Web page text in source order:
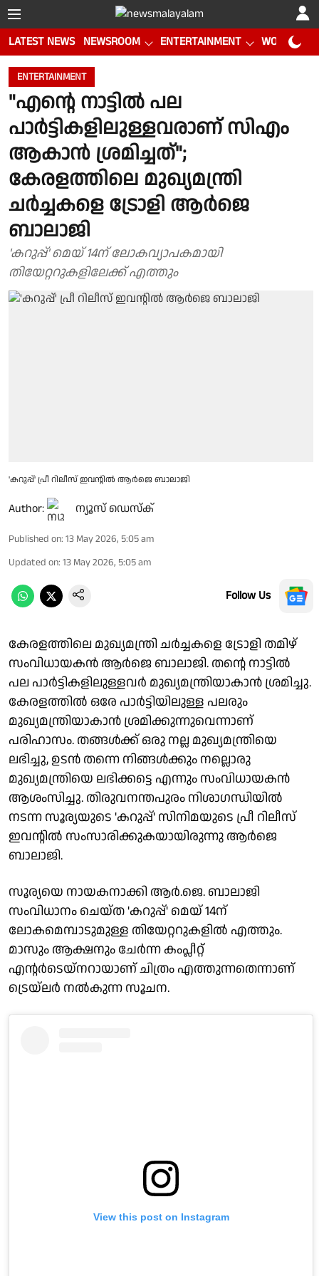
LATEST NEWS NEWSROOM ENTERTAINMENT WORLD CUP
ENTERTAINMENT
"എന്റെ നാട്ടിൽ പല
പാർട്ടികളിലുള്ളവരാണ് സിഎം
ആകാൻ ശ്രമിച്ചത്";
കേരളത്തിലെ മുഖ്യമന്ത്രി
ചർച്ചകളെ ട്രോളി ആർജെ
ബാലാജി
'കറുപ്പ്' മെയ് 14ന് ലോകവ്യാപകമായി
തിയേറ്ററുകളിലേക്ക് എത്തും
'കറുപ്പ്' പ്രീ റിലീസ് ഇവന്റിൽ ആർജെ ബാലാജി
Author: ന്യൂസ് ഡെസ്ക്
Published on: 13 May 2026, 5:05 am
Updated on: 13 May 2026, 5:05 am
Follow Us
കേരളത്തിലെ മുഖ്യമന്ത്രി ചർച്ചകളെ ട്രോളി തമിഴ്
സംവിധായകൻ ആർജെ ബാലാജി. തന്റെ നാട്ടിൽ
പല പാർട്ടികളിലുള്ളവർ മുഖ്യമന്ത്രിയാകാൻ ശ്രമിച്ചു.
കേരളത്തിൽ ഒരേ പാർട്ടിയിലുള്ള പലരും
മുഖ്യമന്ത്രിയാകാൻ ശ്രമിക്കുന്നുവെന്നാണ്
പരിഹാസം. തങ്ങള്‍ക്ക് ഒരു നല്ല മുഖ്യമന്ത്രിയെ
ലഭിച്ചു, ഉടന്‍ തന്നെ നിങ്ങള്‍ക്കും നല്ലൊരു
മുഖ്യമന്ത്രിയെ ലഭിക്കട്ടെ എന്നും സംവിധായകൻ
ആശംസിച്ചു. തിരുവനന്തപുരം നിശാഗന്ധിയിൽ
നടന്ന സൂര്യയുടെ 'കറുപ്പ്' സിനിമയുടെ പ്രീ റിലീസ്
ഇവന്റിൽ സംസാരിക്കുകയായിരുന്നു ആർജെ
ബാലാജി.
സൂര്യയെ നായകനാക്കി ആർ.ജെ. ബാലാജി
സംവിധാനം ചെയ്ത 'കറുപ്പ്' മെയ് 14ന്
ലോകമെമ്പാടുമുള്ള തിയേറ്ററുകളിൽ എത്തും.
മാസും ആക്ഷനും ചേർന്ന കംപ്ലീറ്റ്
എന്റർടെയ്‌നറായാണ് ചിത്രം എത്തുന്നതെന്നാണ്
ട്രെയ്‌ലർ നൽകുന്ന സൂചന.
View this post on Instagram